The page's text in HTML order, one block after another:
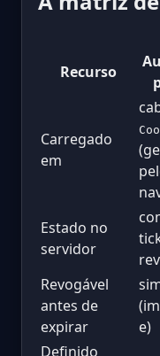
Recurso
Carregado
em
Estado no
servidor
Revogável
antes de
expirar
e)
Definido